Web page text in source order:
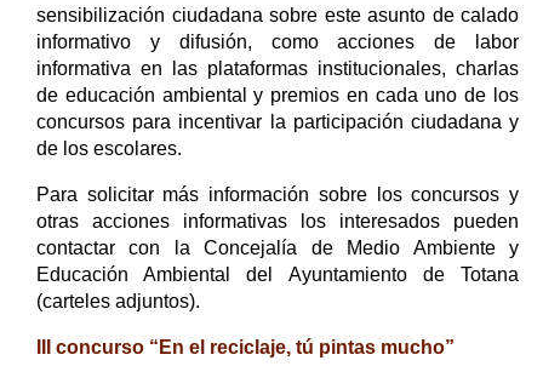
sensibilización ciudadana sobre este asunto de calado
informativo y difusión, como acciones de labor
informativa en las plataformas institucionales, charlas
de educación ambiental y premios en cada uno de los
concursos para incentivar la participación ciudadana y
de los escolares.
Para solicitar más información sobre los concursos y
otras acciones informativas los interesados pueden
contactar con la Concejalía de Medio Ambiente y
Educación Ambiental del Ayuntamiento de Totana
(carteles adjuntos).
III concurso “En el reciclaje, tú pintas mucho”